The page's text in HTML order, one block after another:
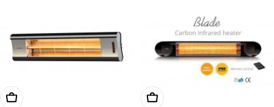
Toevoegen Aan Winkelwagen Toevoegen Aan